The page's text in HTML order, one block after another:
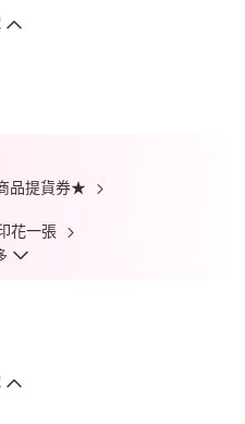
品提貨券★
花一張